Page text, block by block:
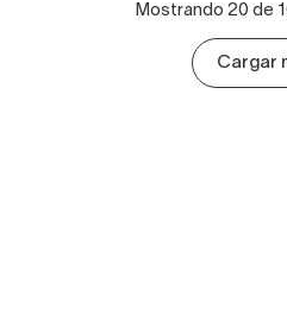
Mostrando 20 de
Cargar